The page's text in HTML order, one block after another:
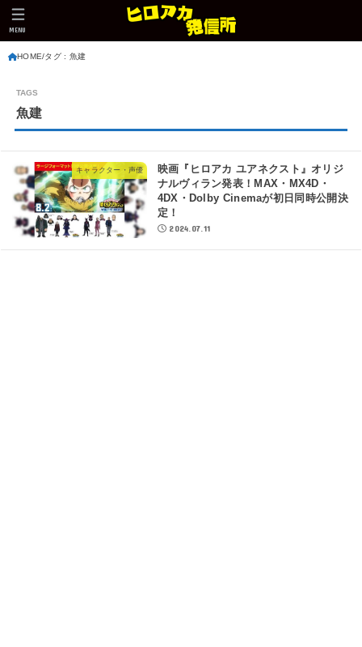
MENU
HOME タグ : 魚建
魚建
キャラクター・声優
映画『ヒロアカ ユアネクスト』オリジ
ナルヴィラン発表！MAX・MX4D・
4DX・Dolby Cinemaが初日同時公開決
定！
2024.07.11